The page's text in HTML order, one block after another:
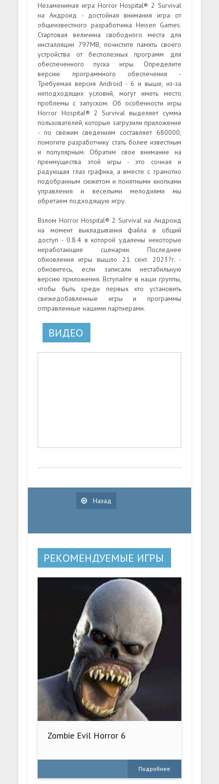
Незаменимая игра Horror Hospital® 2 Survival
на Андроид - достойная внимания игра от
общеизвестного разработчика Heisen Games.
Стартовая величина свободного места для
инсталляции 797MB, почистите память своего
устройства от бесполезных программ для
обеспеченного пуска игры. Определите
версию программного обеспечения -
Требуемая версия Android - 6 и выше, из-за
неподходящих условий, могут иметь место
проблемы с запуском. Об особенности игры
Horror Hospital® 2 Survival выделяет сумма
пользователей, которые загрузили приложение
- по свежим сведениям составляет 680000,
помогите разработчику стать более известным
и популярным. Обратим свое внимание на
преимущества этой игры - это сочная и
радующая глаз графика, а вместе с грамотно
подобранным сюжетом и понятными кнопками
управления и веселыми мелодиями мы
обретаем подходящую игру.
Взлом Horror Hospital® 2 Survival на Андроид
на момент выкладывания файла в общий
доступ - 0.8.4 в которой удалены некоторые
неработающие сценарии. Последнее
обновления игры вышло 21 сент. 2023?г. -
обновитесь, если записали нестабильную
версию приложения. Вступайте в наши группы,
чтобы быть среди первых кто установить
свежедобавленные игры и программы
отправленные нашими партнерами.
ВИДЕО
Назад
РЕКОМЕНДУЕМЫЕ ИГРЫ
Zombie Evil Horror 6
Подробнее